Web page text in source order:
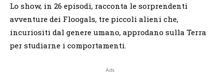
Lo show, in 26 episodi, racconta le sorprendenti
avventure dei Floogals, tre piccoli alieni che,
incuriositi dal genere umano, approdano sulla Terra
per studiarne i comportamenti.
Ads